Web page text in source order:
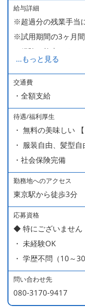
給与詳細
※超過分の残業手当
※試用期間の3ヶ月間
経験・能力により
す。
※上記月給には、一
分・10万円）を含ん
■ 昇給（随時）
■ 賞与 年２回（夏・
■ インセンティブ制
＊店長・料理長候補
＜給与モデル＞
450万円／社員（20
ー持ち）
490万円／店長代理
ラブラブな新婚さん
540万円／店長（20
やる気MAXの2児の
...もっと見る
交通費
・全額支給
待遇/福利厚生
・ 無料の美味しい
・ 服装自由、髪型
・社会保険完備
勤務地へのアクセス
東京駅から徒歩3分
応募資格
◆ 特にございません
・ 未経験OK
・ 学歴不問（10～
問い合わせ先
080-3170-9417